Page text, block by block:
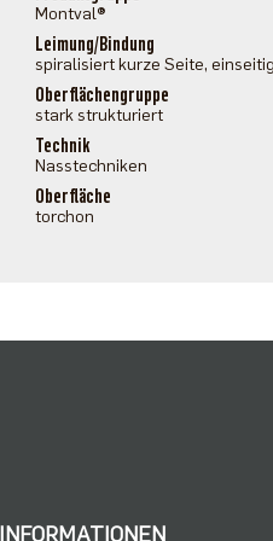
Montval®
Leimung/Bindung
spiralisiert kurze Seite,
Oberflächengruppe
stark strukturiert
Technik
Nasstechniken
Oberfläche
torchon
INFORMATIONEN